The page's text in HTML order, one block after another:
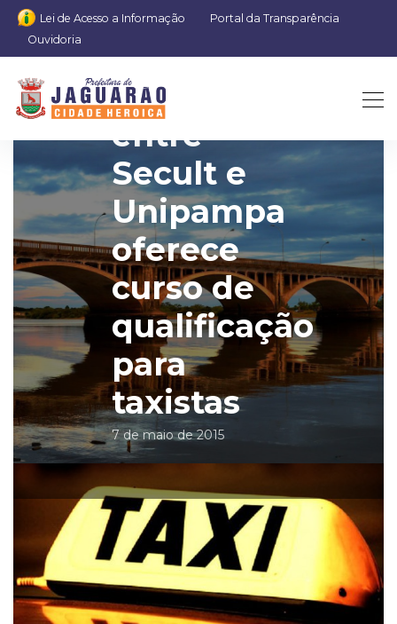
Lei de Acesso a Informação
Portal da Transparência
Ouvidoria
Parceria
entre
Secult e
Unipampa
oferece
curso de
qualificação
para
taxistas
7 de maio de 2015